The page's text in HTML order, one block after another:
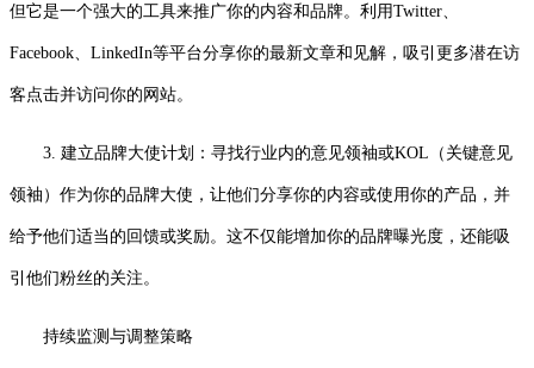
但它是一个强大的工具来推广你的内容和品牌。利用Twitter、
Facebook、LinkedIn等平台分享你的最新文章和见解，吸引更多潜在访
客点击并访问你的网站。
3. 建立品牌大使计划：寻找行业内的意见领袖或KOL（关键意见
领袖）作为你的品牌大使，让他们分享你的内容或使用你的产品，并
给予他们适当的回馈或奖励。这不仅能增加你的品牌曝光度，还能吸
引他们粉丝的关注。
持续监测与调整策略